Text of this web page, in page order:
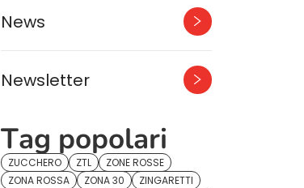
News
Newsletter
Tag popolari
ZUCCHERO ZTL
ZONE ROSSE
ZONA ROSSA
ZONA 30
ZINGARETTI